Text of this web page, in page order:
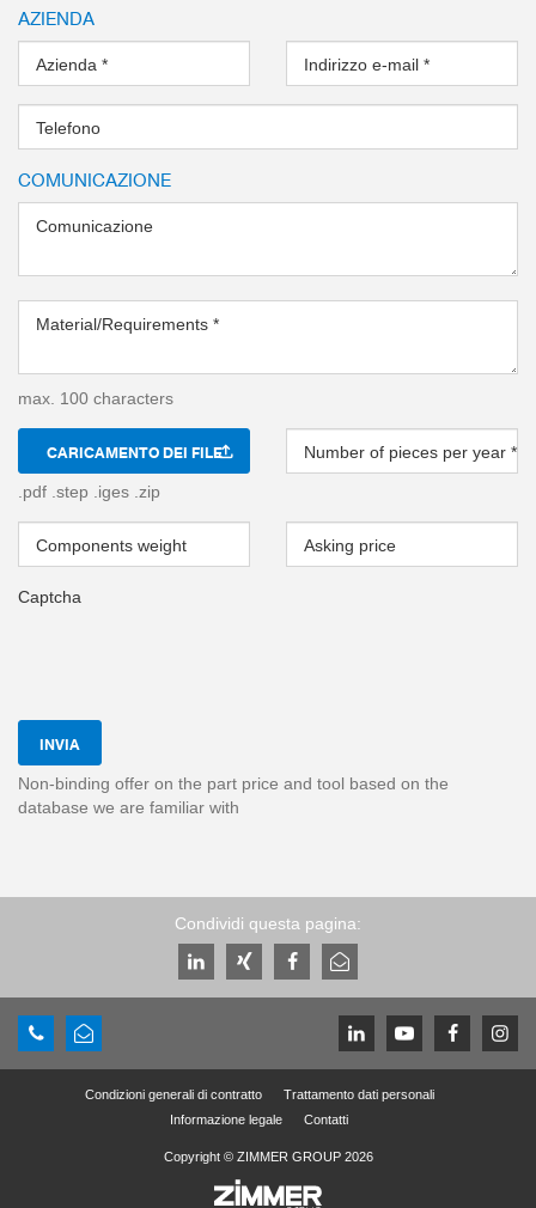
AZIENDA
Azienda * Indirizzo e-mail *
Telefono
COMUNICAZIONE
Comunicazione
Material/Requirements *
max. 100 characters
CARICAMENTO DEI FILE
.pdf .step .iges .zip
Number of pieces per year *
Components weight Asking price
Captcha
INVIA
Non-binding offer on the part price and tool based on the
database we are familiar with
Condividi questa pagina:
Condizioni generali di contratto
Trattamento dati personali
Informazione legale
Contatti
Copyright © ZIMMER GROUP 2026